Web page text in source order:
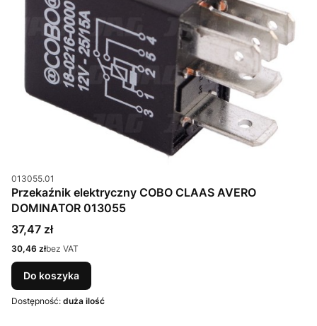
Kod produktu
013055.01
Przekaźnik elektryczny COBO CLAAS AVERO
DOMINATOR 013055
Cena
37,47 zł
Cena
30,46 złbez VAT
Do koszyka
Dostępność: duża ilość